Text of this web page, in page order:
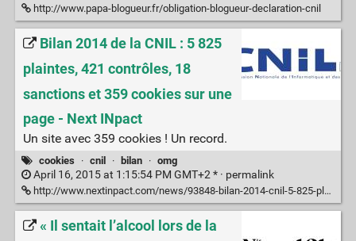
http://www.papa-blogueur.fr/obligation-blogueur-declaration-cnil
Bilan 2014 de la CNIL : 5 825
plaintes, 421 contrôles, 18
sanctions et 359 cookies sur une
page - Next INpact
Un site avec 359 cookies ! Un record.
cookies · cnil · bilan · omg
April 16, 2015 at 1:15:54 PM GMT+2 * · permalink
http://www.nextinpact.com/news/93848-bilan-2014-cnil-5-825-plaintes-421-controles-18-sanctions-et-359-cookies-sur-page.htm
« Il sentait l’alcool lors de la